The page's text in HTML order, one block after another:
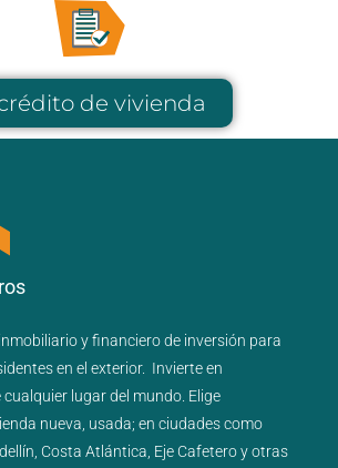
de vivienda
inmobiliarioyfinancierode inversión para
en el exterior. Invierte en
cualquier lugar del mundo. Elige
nueva usada; en ciudades como
Costa Atlántica Eje Cafeteroyotras